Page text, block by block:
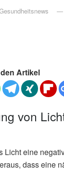
Artikel
von
eine
dass eine